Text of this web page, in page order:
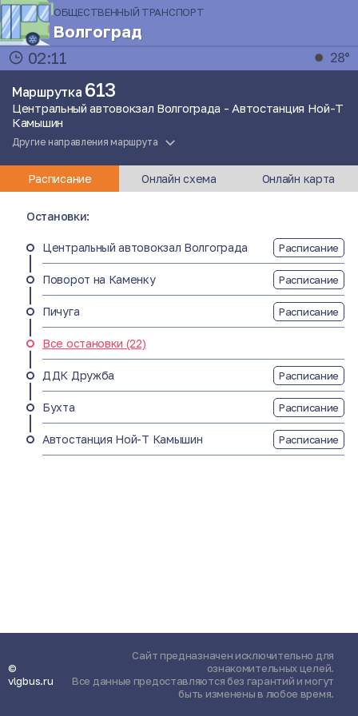
ОБЩЕСТВЕННЫЙ ТРАНСПОРТ
Волгоград
02:11
28°
Маршрутка 613
Центральный автовокзал Волгограда - Автостанция Ной-Т
Камышин
Другие направления маршрута
Расписание Онлайн схема Онлайн карта
Остановки:
Центральный автовокзал Волгограда Расписание
Поворот на Каменку Расписание
Пичуга Расписание
Все остановки (22)
ДДК Дружба Расписание
Бухта Расписание
Автостанция Ной-Т Камышин Расписание
©
vlgbus.ru
Сайт предназначен исключительно для
ознакомительных целей.
Все данные предоставляются без гарантий и могут
быть изменены в любое время.